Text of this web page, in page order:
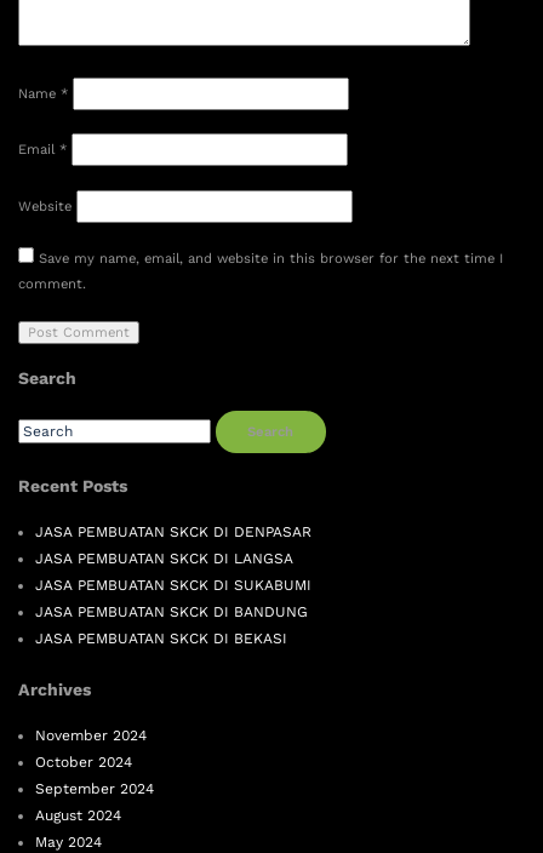
Name *
Email *
Website
Save my name, email, and website in this browser for the next time I
comment.
Search
Search
Recent Posts
JASA PEMBUATAN SKCK DI DENPASAR
JASA PEMBUATAN SKCK DI LANGSA
JASA PEMBUATAN SKCK DI SUKABUMI
JASA PEMBUATAN SKCK DI BANDUNG
JASA PEMBUATAN SKCK DI BEKASI
Archives
November 2024
October 2024
September 2024
August 2024
May 2024